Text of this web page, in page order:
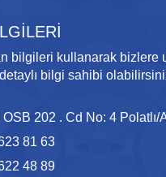
bilgileri kullanarak bizlere
bilgi sahibi
OSB 202 . Cd No: 4 Polatlı/
81 63
48 89